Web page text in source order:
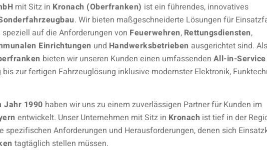
mit Sitz in Kronach (Oberfranken) ist ein führendes, innovatives
. Wir bieten maßgeschneiderte Lösungen für
auf die Anforderungen von Feuerwehren, Rettungsdiensten,
Einrichtungen und Handwerksbetrieben ausgerichtet sind. Als
bieten wir unseren Kunden einen umfassenden All-in-Service
zur fertigen Fahrzeuglösung inklusive modernster Elektronik,
Jahr 1990 haben wir uns zu einem zuverlässigen Partner für Kunden im
entwickelt. Unser Unternehmen mit Sitz in Kronach ist tief in der
spezifischen Anforderungen und Herausforderungen, denen sich
tagtäglich stellen müssen.